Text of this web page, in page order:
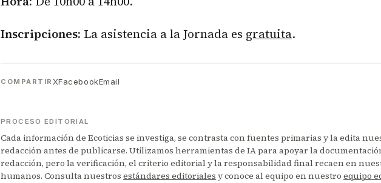
Inscripciones: La asistencia a la Jornada es gratuita.
COMPARTIR XFacebookEmail
PROCESO EDITORIAL
Cada información de Ecoticias se investiga, se contrasta con fuentes primarias y la edita
redacción antes de publicarse. Utilizamos herramientas de IA para apoyar la
redacción, pero la verificación, el criterio editorial y la responsabilidad final recaen en
humanos. Consulta nuestros estándares editoriales y conoce al equipo en nuestro equipo